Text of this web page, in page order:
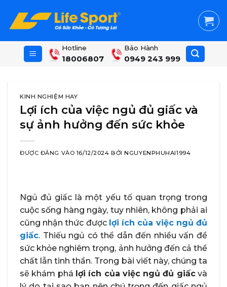
content
Hotline
18006807
Bảo Hành
0949 243 999
KINH NGHIỆM HAY
Lợi ích của việc ngủ đủ giấc và
sự ảnh hưởng đến sức khỏe
ĐƯỢC ĐĂNG VÀO 16/12/2024 BỞINGUYENPHUHAI1994
Ngủ đủ giấc là một yếu tố quan trọng trong
cuộc sống hàng ngày, tuy nhiên, không phải ai
cũng nhận thức được lợi ích của việc ngủ đủ
giấc. Thiếu ngủ có thể dẫn đến nhiều vấn đề
sức khỏe nghiêm trọng, ảnh hưởng đến cả thể
chất lẫn tinh thần. Trong bài viết này, chúng ta
sẽ khám phá lợi ích của việc ngủ đủ giấcvà